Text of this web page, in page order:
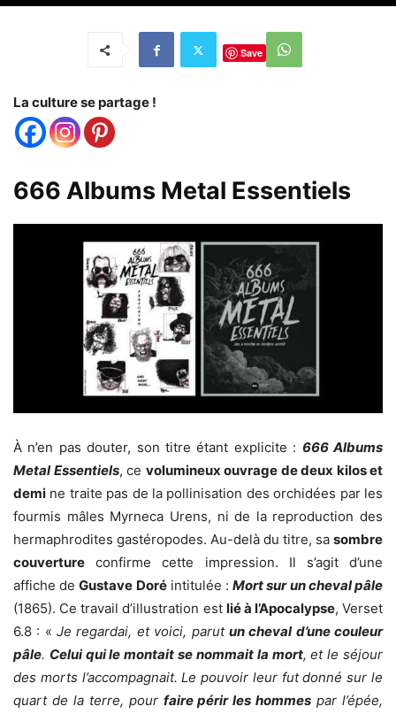
Save
La culture se partage !
666 Albums Metal Essentiels
À n’en pas douter, son titre étant explicite : 666 Albums
Metal Essentiels, ce volumineux ouvrage de deux kilos et
demi ne traite pas de la pollinisation des orchidées par les
fourmis mâles Myrneca Urens, ni de la reproduction des
hermaphrodites gastéropodes. Au-delà du titre, sa sombre
couverture confirme cette impression. Il s’agit d’une
affiche deGustave Doréintitulée :Mort sur un cheval pâle
(1865). Ce travail d’illustration est lié à l’Apocalypse, Verset
6.8 : «Je regardai, et voici, parut un cheval d’une couleur
pâle. Celui qui le montait se nommait la mort, et le séjour
des morts l’accompagnait. Le pouvoir leur fut donné sur le
quart de la terre, pour faire périr les hommes par l’épée,